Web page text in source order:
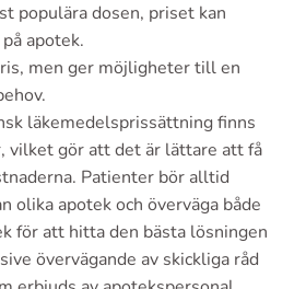
populära dosen, priset kan
apotek.
men ger möjligheter till en
läkemedelsprissättning finns
vilket gör att det är lättare att få
Patienter bör alltid
olika apotek och överväga både
för att hitta den bästa lösningen
övervägande av skickliga råd